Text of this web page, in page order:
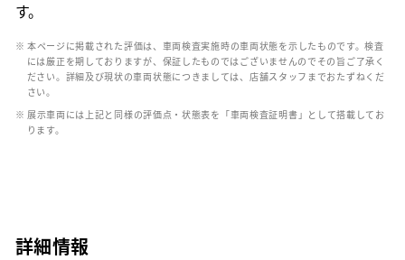
す。
※ 本ページに掲載された評価は、車両検査実施時の車両状態を示したものです。検査
には厳正を期しておりますが、保証したものではございませんのでその旨ご了承く
ださい。詳細及び現状の車両状態につきましては、店舗スタッフまでおたずねくだ
さい。
※ 展示車両には上記と同様の評価点・状態表を「車両検査証明書」として搭載してお
ります。
詳細情報